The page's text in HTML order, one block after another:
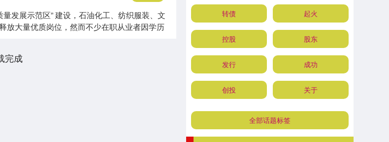
发展示范区” 建设，石油化工、纺织服装、文
放大量优质岗位，然而不少在职从业者因学历
完成
转债 起火
控股 股东
发行 成功
创投 关于
全部话题标签